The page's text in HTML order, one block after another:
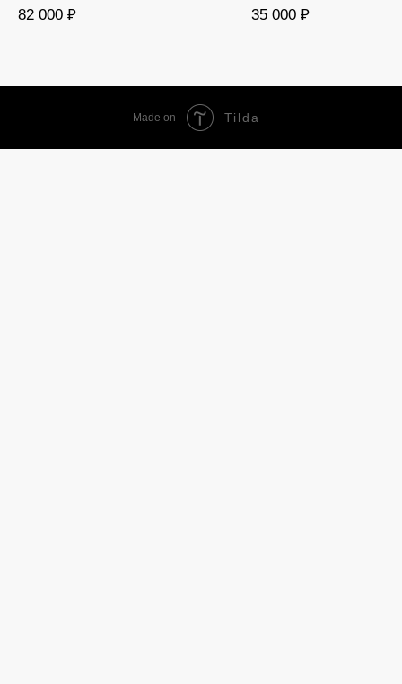
82 000 ₽ 35 000 ₽
Made on Tilda